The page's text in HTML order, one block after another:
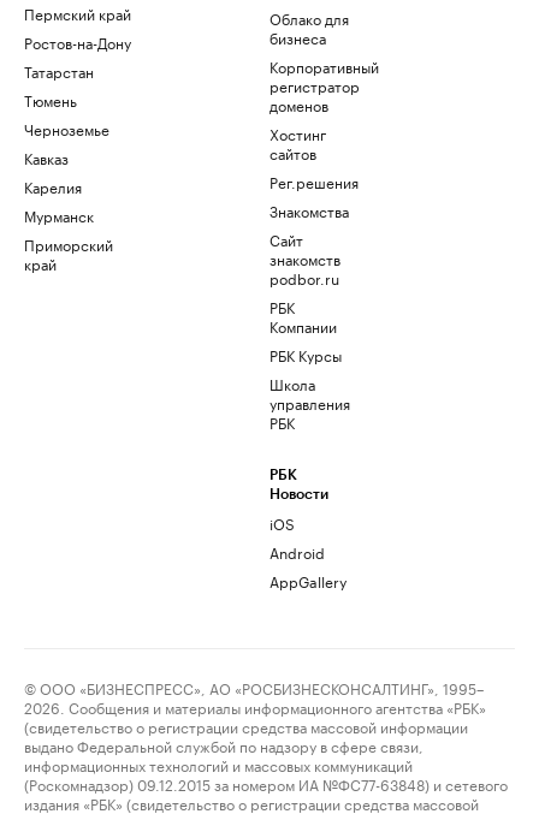
Пермский край
Ростов-на-Дону
Татарстан
Тюмень
Черноземье
Кавказ
Карелия
Мурманск
Приморский
край
Облако для
бизнеса
Корпоративный
регистратор
доменов
Хостинг
сайтов
Рег.решения
Знакомства
Сайт
знакомств
podbor.ru
РБК
Компании
РБК Курсы
Школа
управления
РБК
РБК
Новости
iOS
Android
AppGallery
© ООО «БИЗНЕСПРЕСС», АО «РОСБИЗНЕСКОНСАЛТИНГ», 1995–
2026. Сообщения и материалы информационного агентства «РБК»
(свидетельство о регистрации средства массовой информации
выдано Федеральной службой по надзору в сфере связи,
информационных технологий и массовых коммуникаций
(Роскомнадзор) 09.12.2015 за номером ИА №ФС77-63848) и сетевого
издания «РБК» (свидетельство о регистрации средства массовой